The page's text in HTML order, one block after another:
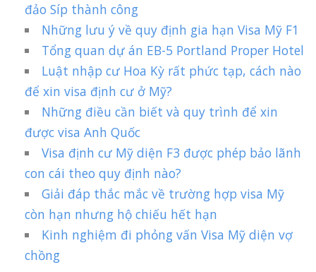
đảo Síp thành công
Những lưu ý về quy định gia hạn Visa Mỹ F1
Tổng quan dự án EB-5 Portland Proper Hotel
Luật nhập cư Hoa Kỳ rất phức tạp, cách nào
để xin visa định cư ở Mỹ?
Những điều cần biết và quy trình để xin
được visa Anh Quốc
Visa định cư Mỹ diện F3 được phép bảo lãnh
con cái theo quy định nào?
Giải đáp thắc mắc về trường hợp visa Mỹ
còn hạn nhưng hộ chiếu hết hạn
Kinh nghiệm đi phỏng vấn Visa Mỹ diện vợ
chồng